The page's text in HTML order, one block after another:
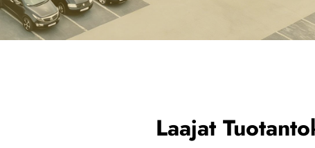
Laajat